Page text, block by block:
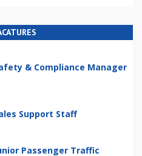
& Compliance Manager
Support Staff
Passenger Traffic